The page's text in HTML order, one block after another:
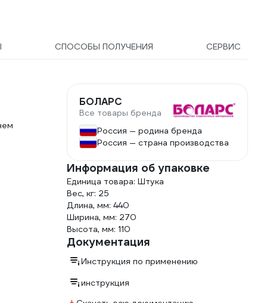
СПОСОБЫ ПОЛУЧЕНИЯ СЕРВИС
БОЛАРС
Все товары бренда
Россия — родина бренда
Россия — страна производства
Информация об упаковке
Единица товара: Штука
Вес, кг: 25
Длина, мм: 440
Ширина, мм: 270
Высота, мм: 110
Документация
Инструкция по применению
инструкция